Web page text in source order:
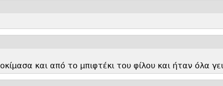
και από το μπιφτέκι του φίλου και ήταν όλα